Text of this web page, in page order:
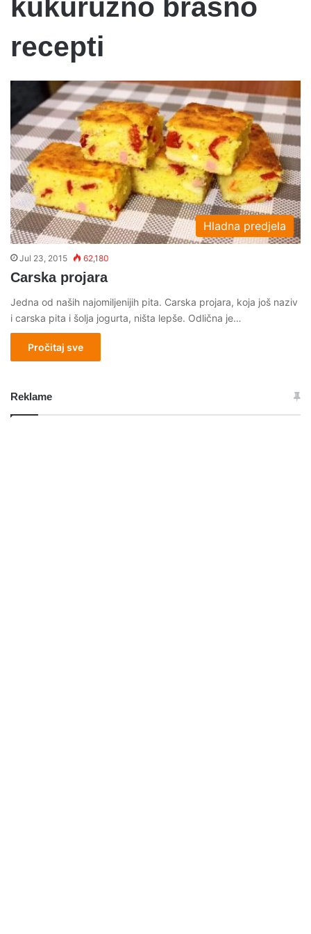
kukuruzno brasno
recepti
Hladna predjela
Jul 23, 2015 62,180
Carska projara
Jedna od naših najomiljenijih pita. Carska projara, koja još naziv
i carska pita i šolja jogurta, ništa lepše. Odlična je…
Pročitaj sve
Reklame